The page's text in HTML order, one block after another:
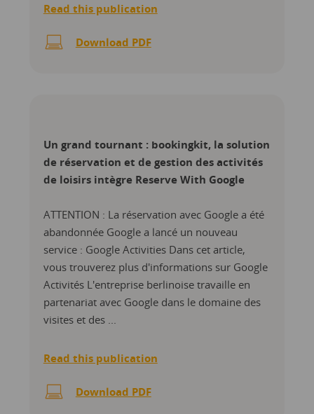
Read this publication
Download PDF
Un grand tournant : bookingkit, la solution
de réservation et de gestion des activités
de loisirs intègre Reserve With Google
ATTENTION : La réservation avec Google a été
abandonnée Google a lancé un nouveau
service : Google Activities Dans cet article,
vous trouverez plus d'informations sur Google
Activités L'entreprise berlinoise travaille en
partenariat avec Google dans le domaine des
visites et des ...
Read this publication
Download PDF